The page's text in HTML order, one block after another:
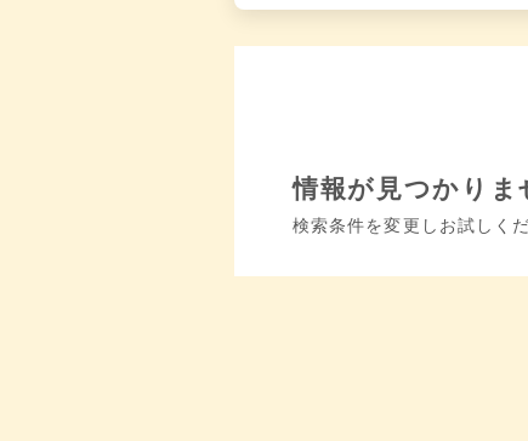
情報が見つかりま
検索条件を変更しお試しくだ